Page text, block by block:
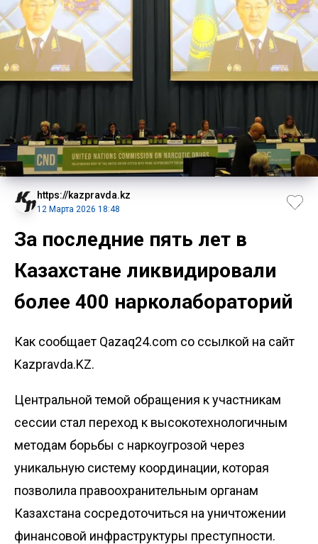
https://kazpravda.kz
12 Марта 2026 18:48
За последние пять лет в
Казахстане ликвидировали
более 400 нарколабораторий
Как сообщает Qazaq24.com со ссылкой на сайт
Kazpravda.KZ.
Центральной темой обращения к участникам
сессии стал переход к высокотехнологичным
методам борьбы с наркоугрозой через
уникальную систему координации, которая
позволила правоохранительным органам
Казахстана сосредоточиться на уничтожении
финансовой инфраструктуры преступности.